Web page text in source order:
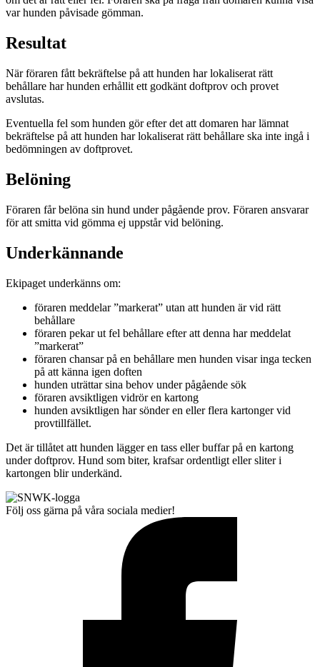
var hunden påvisade gömman.
Resultat
När föraren fått bekräftelse på att hunden har lokaliserat rätt
behållare har hunden erhållit ett godkänt doftprov och provet
avslutas.
Eventuella fel som hunden gör efter det att domaren har lämnat
bekräftelse på att hunden har lokaliserat rätt behållare ska inte ingå i
bedömningen av doftprovet.
Belöning
Föraren får belöna sin hund under pågående prov. Föraren ansvarar
för att smitta vid gömma ej uppstår vid belöning.
Underkännande
Ekipaget underkänns om:
föraren meddelar ”markerat” utan att hunden är vid rätt
behållare
föraren pekar ut fel behållare efter att denna har meddelat
”markerat”
föraren chansar på en behållare men hunden visar inga tecken
på att känna igen doften
hunden uträttar sina behov under pågående sök
föraren avsiktligen vidrör en kartong
hunden avsiktligen har sönder en eller flera kartonger vid
provtillfället.
Det är tillåtet att hunden lägger en tass eller buffar på en kartong
under doftprov. Hund som biter, krafsar ordentligt eller sliter i
kartongen blir underkänd.
Följ oss gärna på våra sociala medier!